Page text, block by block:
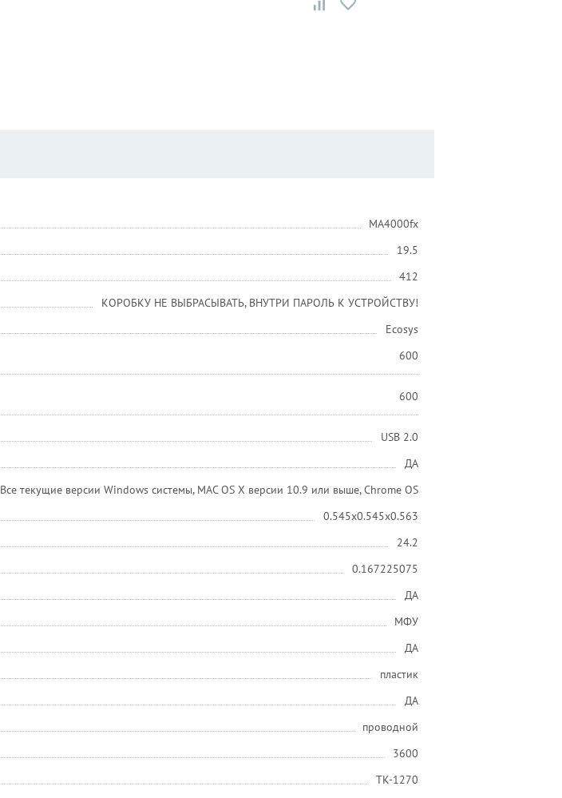
MA4000fx
19.5
412
КОРОБКУ НЕ ВЫБРАСЫВАТЬ, ВНУТРИ ПАРОЛЬ К УСТРОЙСТВУ!
Ecosys
600
600
USB 2.0
ДА
Все текущие версии Windows системы, MAC OS X версии 10.9 или выше, Chrome OS
0.545x0.545x0.563
24.2
0.167225075
ДА
МФУ
ДА
пластик
ДА
проводной
3600
TK-1270